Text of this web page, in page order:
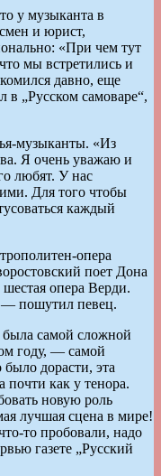
у музыканта в
и юрист,
«При чем тут
мы встретились и
давно, еще
„Русском самоваре“,
музыканты. «Из
Я очень уважаю и
любят. У нас
Для того чтобы
каждый
опера
поет Дона
опера Верди.
— пошутил певец.
была самой сложной
году, — самой
дорасти, эта
почти как у тенора.
новую роль
лучшая сцена в мире!
то пробовали, надо
газете „Русский